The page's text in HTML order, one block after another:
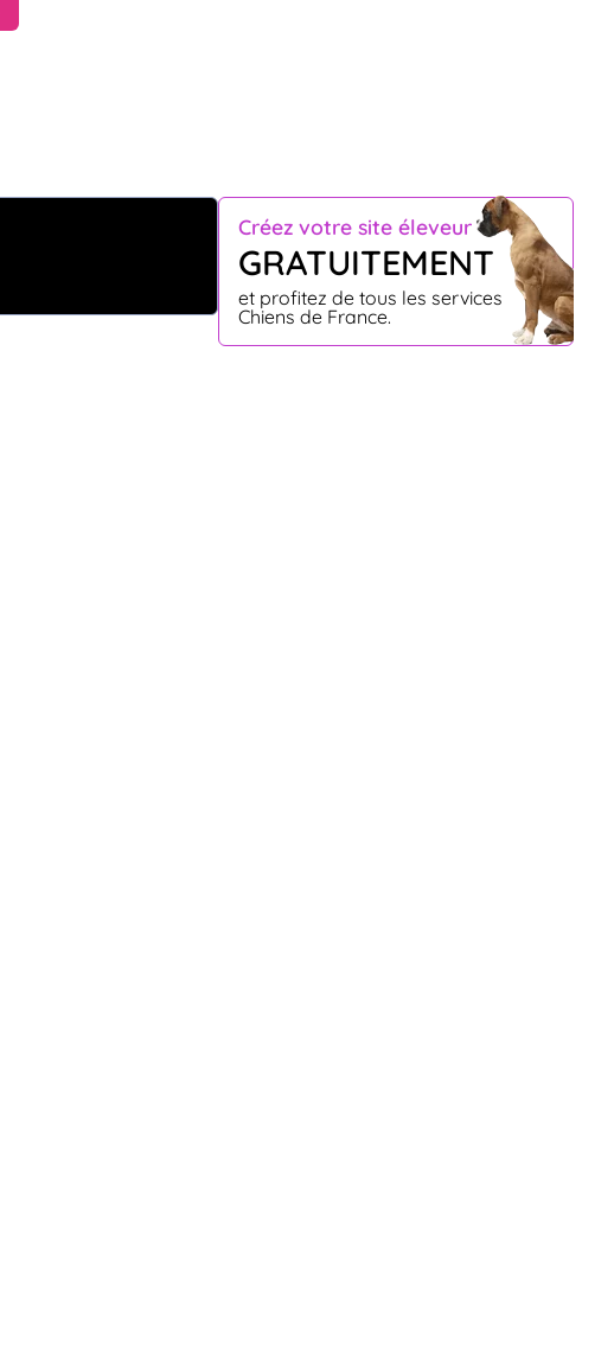
Créez votre site éleveur
GRATUITEMENT
et profitez de tous les services
Chiens de France.